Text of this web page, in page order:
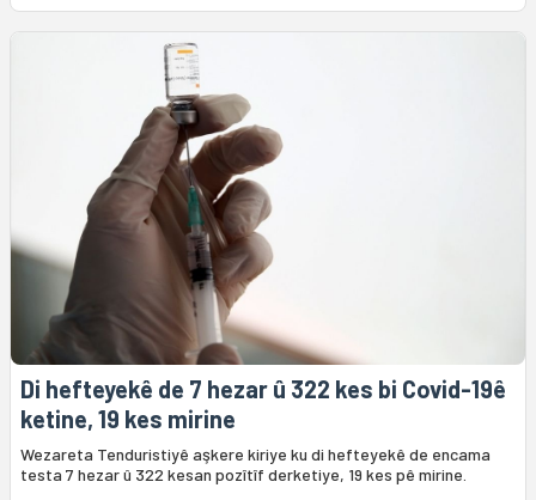
Di hefteyekê de 7 hezar û 322 kes bi Covid-19ê
ketine, 19 kes mirine
Wezareta Tenduristiyê aşkere kiriye ku di hefteyekê de encama
testa 7 hezar û 322 kesan pozîtîf derketiye, 19 kes pê mirine.